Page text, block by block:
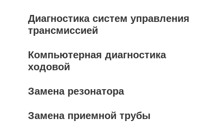
Диагностика систем управления
трансмиссией
Компьютерная диагностика
ходовой
Замена резонатора
Замена приемной трубы